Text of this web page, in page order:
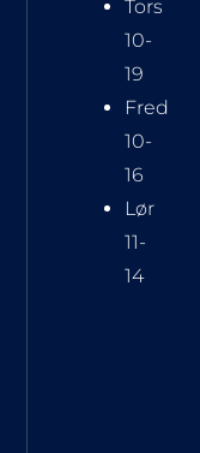
Tors
10-
19
Fred
10-
16
Lør
11-
14